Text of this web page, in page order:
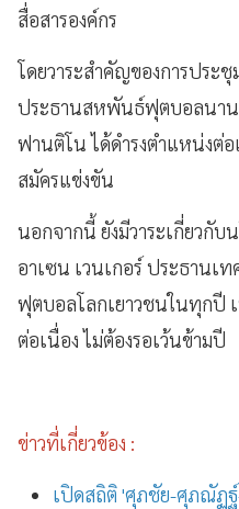
สื่อสารองค์กร
โดยวาระสำคัญของการประ
ประธานสหพันธ์ฟุตบอลนา
ฟานติโน ได้ดำรงตำแหน่งต่
สมัครแข่งขัน
นอกจากนี้ ยังมีวาระเกี่ยวกับ
อาเซน เวนเกอร์ ประธานเ
ฟุตบอลโลกเยาวชนในทุกปี
ต่อเนื่อง ไม่ต้องรอเว้นข้ามปี
ข่าวที่เกี่ยวข้อง :
เปิดสถิติ 'ศุภชัย-ศุภณัฏฐ์